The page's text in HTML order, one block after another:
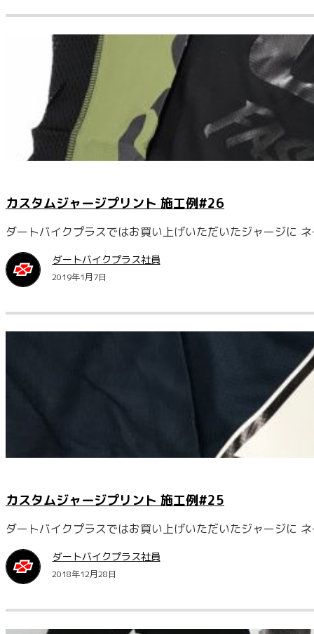
カスタムジャージプリント 施工例#26
ダートバイクプラスではお買い上げいただいたジャージに
ダートバイクプラス社員
2019年1月7日
カスタムジャージプリント 施工例#25
ダートバイクプラスではお買い上げいただいたジャージに
ダートバイクプラス社員
2018年12月28日